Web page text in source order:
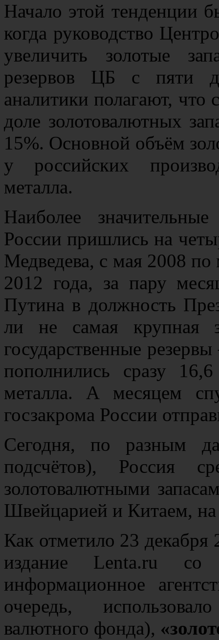
Начало этой тенденции
когда руководство
увеличить золотые
резервов ЦБ с пяти
аналитики полагают, что
доле золотовалютных
15%. Основной объём
у российских
металла.
Наиболее
России пришлись на
Медведева, с мая 2008
2012 года, за пару
Путина в должность
ли не самая крупная
государственные
пополнились сразу
металла. А месяцем
госзакрома России
Сегодня, по разным
подсчётов), Россия
золотовалютными
Швейцарией и Китаем, на
Как отметило 23 декабря
издание Lenta.ru со
информационное
очередь,
валютного фонда),